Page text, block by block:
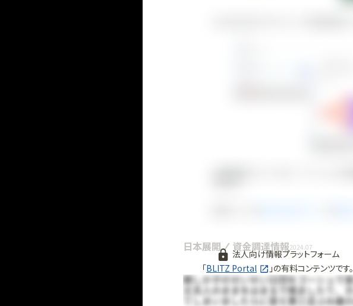
法人向け情報プラットフォーム
「BLITZ Portal 」の有料コンテンツです。
無料で使ってみる
日本展開 / 資金調達情報2024.07